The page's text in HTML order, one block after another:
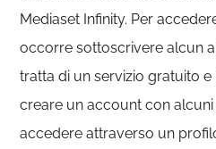
Mediaset Infinity. Per
occorre sottoscrivere alcun
tratta di un servizio gratuito e
creare un account con
accedere attraverso un